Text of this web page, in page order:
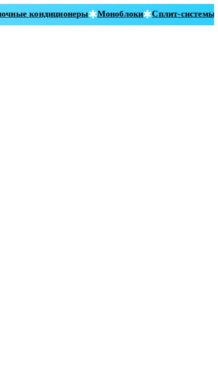
кондиционеры Моноблоки Сплит-системы